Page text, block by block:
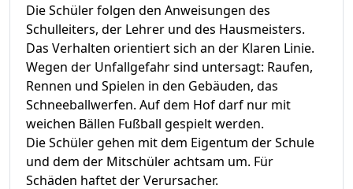
Die Schüler folgen den Anweisungen des
Schulleiters, der Lehrer und des Hausmeisters.
Das Verhalten orientiert sich an der Klaren Linie.
Wegen der Unfallgefahr sind untersagt: Raufen,
Rennen und Spielen in den Gebäuden, das
Schneeballwerfen. Auf dem Hof darf nur mit
weichen Bällen Fußball gespielt werden.
Die Schüler gehen mit dem Eigentum der Schule
und dem der Mitschüler achtsam um. Für
Schäden haftet der Verursacher.